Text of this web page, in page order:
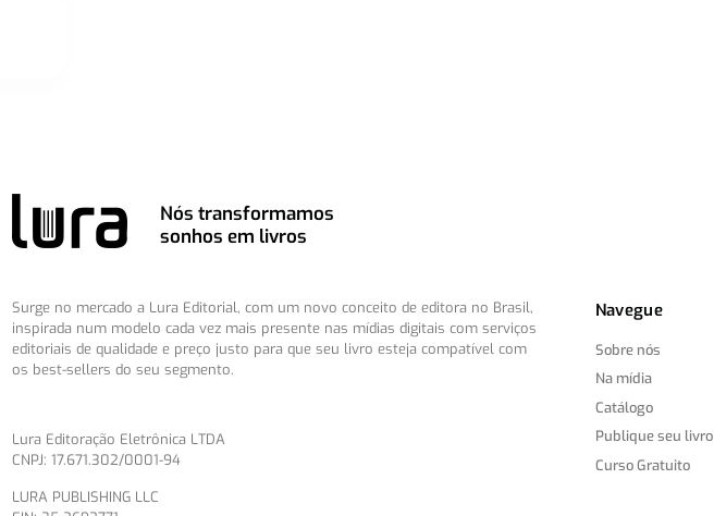
Nós transformamos
sonhos em livros
Surge no mercado a Lura Editorial, com um novo conceito de editora no Brasil,
inspirada num modelo cada vez mais presente nas mídias digitais com serviços
editoriais de qualidade e preço justo para que seu livro esteja compatível com
os best-sellers do seu segmento.
Lura Editoração Eletrônica LTDA
CNPJ: 17.671.302/0001-94
LURA PUBLISHING LLC
Navegue
Sobre nós
Na mídia
Catálogo
Publique seu livro
Curso Gratuito